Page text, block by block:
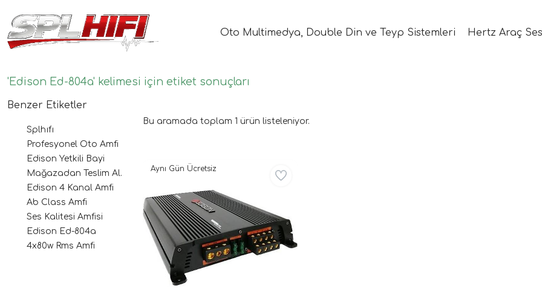
Oto Multimedya, Double Din ve Teyp Sistemleri Hertz Araç
'Edison Ed-804a' kelimesi için etiket sonuçları
Benzer Etiketler
Splhıfı
Profesyonel Oto Amfi
Edison Yetkili Bayi
Mağazadan Teslim Al.
Edison 4 Kanal Amfi
Ab Class Amfi
Ses Kalitesi Amfisi
Edison Ed-804a
4x80w Rms Amfi
Bu aramada toplam 1 ürün listeleniyor.
Aynı Gün Ücretsiz